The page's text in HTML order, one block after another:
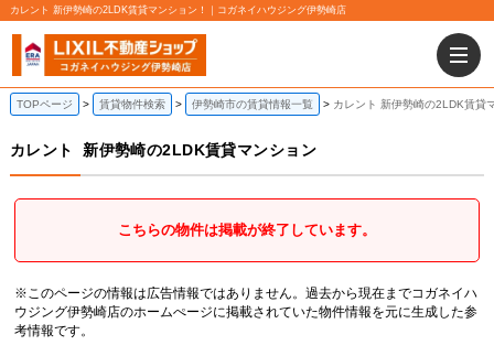
カレント 新伊勢崎の2LDK賃貸マンション！｜コガネイハウジング伊勢崎店
TOPページ 賃貸物件検索 伊勢崎市の賃貸情報一覧 カレント 新伊勢崎の2LDK賃貸
カレント 新伊勢崎の2LDK賃貸マンション
こちらの物件は掲載が終了しています。
※このページの情報は広告情報ではありません。過去から現在までコガネイハ
ウジング伊勢崎店のホームぺージに掲載されていた物件情報を元に生成した参
考情報です。